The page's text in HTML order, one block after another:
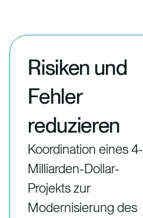
Risiken und
Fehler
reduzieren
Koordination eines 4-
Milliarden-Dollar-
Projekts zur
Modernisierung des